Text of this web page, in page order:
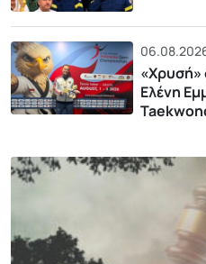
«Χρυσή»
Ελένη